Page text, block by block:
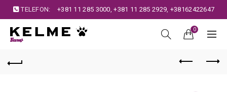
TELEFON: +381 11 285 3000,+381 11 285 2929, +38162422647
0